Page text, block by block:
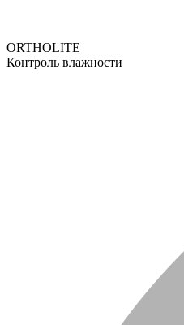
ORTHOLITE
Контроль влажности